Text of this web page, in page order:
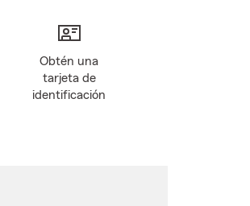
Obtén una
tarjeta de
identificación